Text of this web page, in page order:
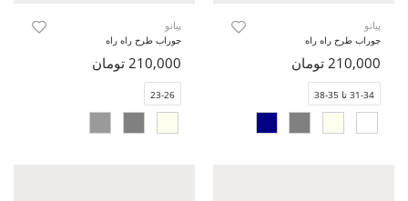
پیانو
جوراب طرح راه راه
210,000 تومان
31-34 تا 35-38
پیانو
جوراب طرح راه راه
210,000 تومان
23-26